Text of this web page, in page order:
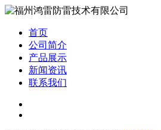
首页
公司简介
产品展示
新闻资讯
联系我们